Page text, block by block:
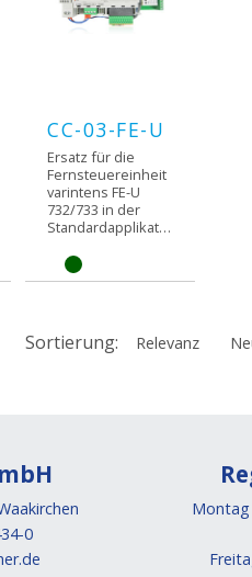
CC-03-FE-U
Ersatz für die
Fernsteuereinheit
varintens FE-U
732/733 in der
Standardapplikation.
Sortierung: Relevanz
0
Montag